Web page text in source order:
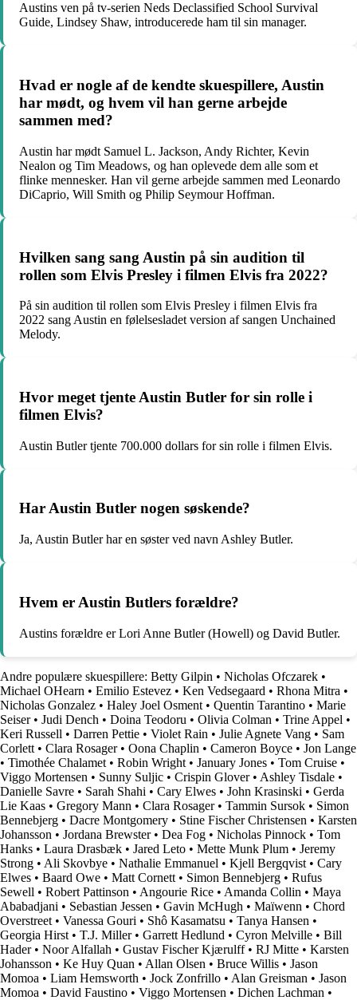
Austins ven på tv-serien Neds Declassified School Survival
Guide, Lindsey Shaw, introducerede ham til sin manager.
Hvad er nogle af de kendte skuespillere, Austin
har mødt, og hvem vil han gerne arbejde
sammen med?
Austin har mødt Samuel L. Jackson, Andy Richter, Kevin
Nealon og Tim Meadows, og han oplevede dem alle som et
flinke mennesker. Han vil gerne arbejde sammen med Leonardo
DiCaprio, Will Smith og Philip Seymour Hoffman.
Hvilken sang sang Austin på sin audition til
rollen som Elvis Presley i filmen Elvis fra 2022?
På sin audition til rollen som Elvis Presley i filmen Elvis fra
2022 sang Austin en følelsesladet version af sangen Unchained
Melody.
Hvor meget tjente Austin Butler for sin rolle i
filmen Elvis?
Austin Butler tjente 700.000 dollars for sin rolle i filmen Elvis.
Har Austin Butler nogen søskende?
Ja, Austin Butler har en søster ved navn Ashley Butler.
Hvem er Austin Butlers forældre?
Austins forældre er Lori Anne Butler (Howell) og David Butler.
Andre populære skuespillere: Betty Gilpin • Nicholas Ofczarek •
Michael OHearn • Emilio Estevez • Ken Vedsegaard • Rhona Mitra •
Nicholas Gonzalez • Haley Joel Osment • Quentin Tarantino • Marie
Seiser• Judi Dench • Doina Teodoru • Olivia Colman • Trine Appel •
Keri Russell • Darren Pettie • Violet Rain • Julie Agnete Vang • Sam
Corlett • Clara Rosager• Oona Chaplin • Cameron Boyce • Jon Lange
• Timothée Chalamet • Robin Wright • January Jones • Tom Cruise •
Viggo Mortensen • Sunny Suljic • Crispin Glover• Ashley Tisdale •
Danielle Savre • Sarah Shahi • Cary Elwes • John Krasinski • Gerda
Lie Kaas • Gregory Mann • Clara Rosager• Tammin Sursok • Simon
Bennebjerg • Dacre Montgomery • Stine Fischer Christensen • Karsten
Johansson • Jordana Brewster• Dea Fog • Nicholas Pinnock • Tom
Hanks • Laura Drasbæk • Jared Leto • Mette Munk Plum • Jeremy
Strong • Ali Skovbye • Nathalie Emmanuel • Kjell Bergqvist • Cary
Elwes • Baard Owe • Matt Cornett • Simon Bennebjerg • Rufus
Sewell • Robert Pattinson • Angourie Rice • Amanda Collin • Maya
Ababadjani • Sebastian Jessen • Gavin McHugh • Maïwenn • Chord
Overstreet • Vanessa Gouri • Shô Kasamatsu • Tanya Hansen •
Georgia Hirst • T.J. Miller• Garrett Hedlund • Cyron Melville • Bill
Hader• Noor Alfallah • Gustav Fischer Kjærulff• RJ Mitte • Karsten
Johansson • Ke Huy Quan • Allan Olsen • Bruce Willis • Jason
Momoa • Liam Hemsworth • Jock Zonfrillo • Alan Greisman • Jason
Momoa • David Faustino • Viggo Mortensen • Dichen Lachman •